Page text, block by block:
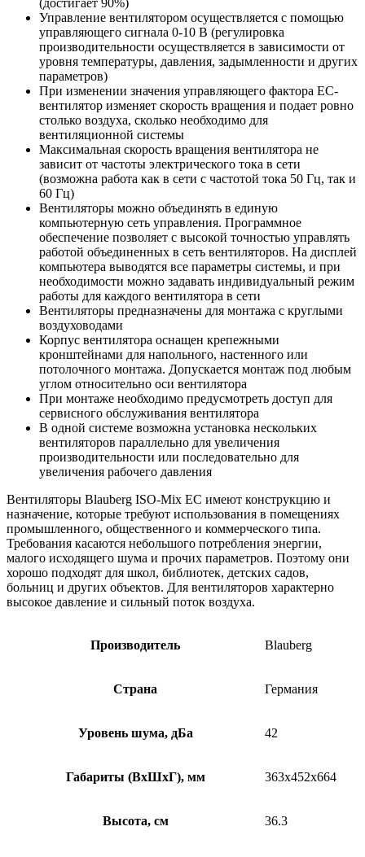
(достигает 90%)
Управление вентилятором осуществляется с помощью
управляющего сигнала 0-10 В (регулировка
производительности осуществляется в зависимости от
уровня температуры, давления, задымленности и других
параметров)
При изменении значения управляющего фактора ЕС-
вентилятор изменяет скорость вращения и подает ровно
столько воздуха, сколько необходимо для
вентиляционной системы
Максимальная скорость вращения вентилятора не
зависит от частоты электрического тока в сети
(возможна работа как в сети с частотой тока 50 Гц, так и
60 Гц)
Вентиляторы можно объединять в единую
компьютерную сеть управления. Программное
обеспечение позволяет с высокой точностью управлять
работой объединенных в сеть вентиляторов. На дисплей
компьютера выводятся все параметры системы, и при
необходимости можно задавать индивидуальный режим
работы для каждого вентилятора в сети
Вентиляторы предназначены для монтажа с круглыми
воздуховодами
Корпус вентилятора оснащен крепежными
кронштейнами для напольного, настенного или
потолочного монтажа. Допускается монтаж под любым
углом относительно оси вентилятора
При монтаже необходимо предусмотреть доступ для
сервисного обслуживания вентилятора
В одной системе возможна установка нескольких
вентиляторов параллельно для увеличения
производительности или последовательно для
увеличения рабочего давления
Вентиляторы Blauberg ISO-Mix EC имеют конструкцию и
назначение, которые требуют использования в помещениях
промышленного, общественного и коммерческого типа.
Требования касаются небольшого потребления энергии,
малого исходящего шума и прочих параметров. Поэтому они
хорошо подходят для школ, библиотек, детских садов,
больниц и других объектов. Для вентиляторов характерно
высокое давление и сильный поток воздуха.
Производитель Blauberg
Страна Германия
Уровень шума, дБа 42
Габариты (ВхШхГ), мм 363х452х664
Высота, см 36.3